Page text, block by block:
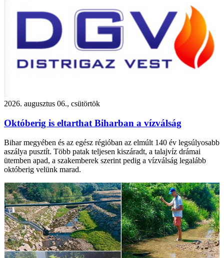
2026. augusztus 06., csütörtök
Októberig is eltarthat Biharban a vízválság
Bihar megyében és az egész régióban az elmúlt 140 év legsúlyosabb
aszálya pusztít. Több patak teljesen kiszáradt, a talajvíz drámai
ütemben apad, a szakemberek szerint pedig a vízválság legalább
októberig velünk marad.